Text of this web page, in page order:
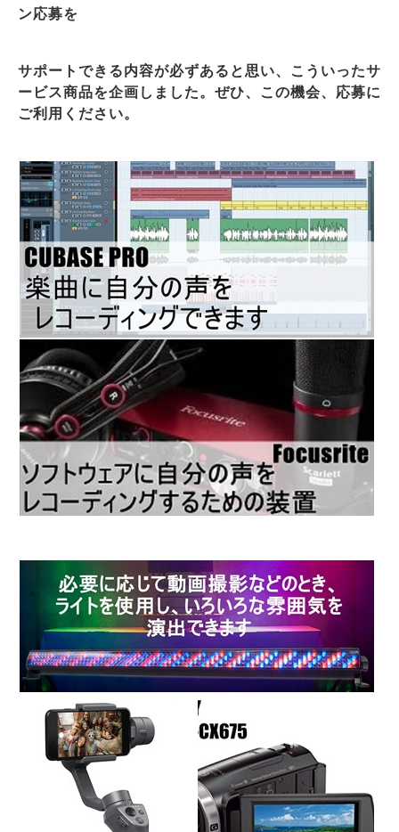
ン応募を
サポートできる内容が必ずあると思い、こういったサ
ービス商品を企画しました。ぜひ、この機会、応募に
ご利用ください。